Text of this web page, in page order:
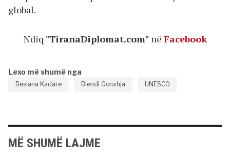
global.
Ndiq "TiranaDiplomat.com" në Facebook
Lexo më shumë nga
Besiana Kadare Blendi Gonxhja UNESCO
MË SHUMË LAJME